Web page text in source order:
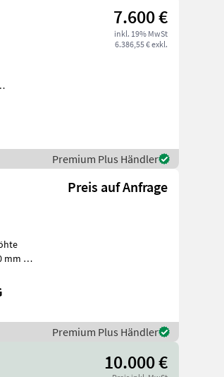
7.600 €
inkl. 19% MwSt
6.386,55 € exkl.
Premium Plus Händler
Preis auf Anfrage
Premium Plus Händler
10.000 €